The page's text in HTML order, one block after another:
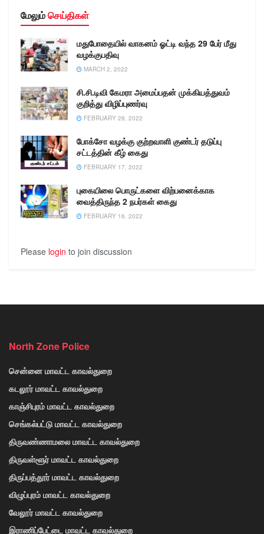
ஆளினர்கள்,
அமைச்சுப்பணியாளர்கள்
ஆகியோர் கலந்து கொண்டு
தேசிய ஒருமைப்பாடு
உறுதிமொழியை ஏற்றுக்
மேலும்செய்திகள்
மதுபோதையில் வாகனம் ஓட்டி வந்த 29 பேர் மீது
வழக்குபதிவு
MARCH 2, 2022
சி.சி.டிவி கேமரா அமைப்பதன் முக்கியத்துவம்
குறித்து விழிப்புணர்வு
FEBRUARY 28, 2022
போக்சோ வழக்கு குற்றவாளி குண்டர் தடுப்பு
சட்டத்தின் கீழ் கைது
FEBRUARY 17, 2022
புகையிலை பொருட்களை விற்பனைக்காக
வைத்திருந்த 2 நபர்கள் கைது
FEBRUARY 16, 2022
Please login to join discussion
North Zone Police
சென்னை மாவட்ட காவல்துறை
கடலூர் மாவட்ட காவல்துறை
காஞ்சிபுரம் மாவட்ட காவல்துறை
செங்கல்பட்டு மாவட்ட காவல்துறை
திருவண்ணாமலை மாவட்ட காவல்துறை
திருவள்ளூர் மாவட்ட காவல்துறை
திருப்பத்தூர் மாவட்ட காவல்துறை
விழுப்புரம் மாவட்ட காவல்துறை
வேலூர் மாவட்ட காவல்துறை
இராணிப்பேட்டை மாவட்ட காவல்துறை